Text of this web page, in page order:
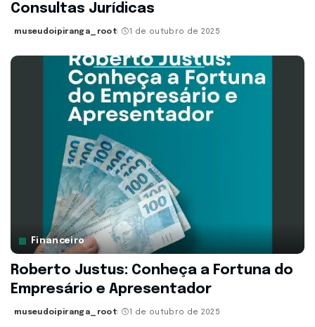
Consultas Jurídicas
Posted
museudoipiranga_root 1 de outubro de 2025
Financeiro
Roberto Justus: Conheça a Fortuna do
Empresário e Apresentador
museudoipiranga_root 1 de outubro de 2025